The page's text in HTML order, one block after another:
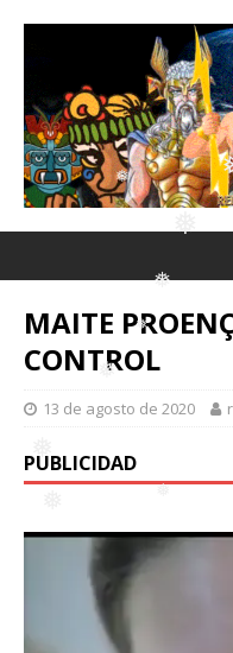
❅
❅
❅
❅
❅
❅
❅
❅
MAITE
CONTROL
13 de agosto de 2020
PUBLICIDAD